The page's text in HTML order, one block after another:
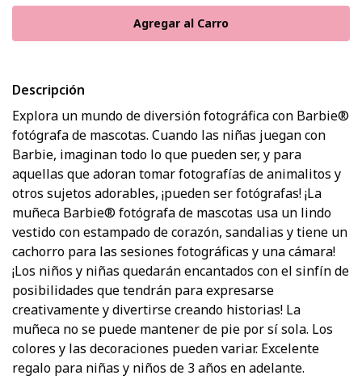
Descripción
Explora un mundo de diversión fotográfica con Barbie®
fotógrafa de mascotas. Cuando las niñas juegan con
Barbie, imaginan todo lo que pueden ser, y para
aquellas que adoran tomar fotografías de animalitos y
otros sujetos adorables, ¡pueden ser fotógrafas! ¡La
muñeca Barbie® fotógrafa de mascotas usa un lindo
vestido con estampado de corazón, sandalias y tiene un
cachorro para las sesiones fotográficas y una cámara!
¡Los niños y niñas quedarán encantados con el sinfín de
posibilidades que tendrán para expresarse
creativamente y divertirse creando historias! La
muñeca no se puede mantener de pie por sí sola. Los
colores y las decoraciones pueden variar. Excelente
regalo para niñas y niños de 3 años en adelante.